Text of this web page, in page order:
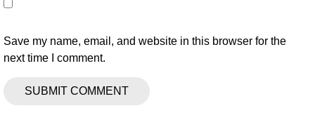
Save my name, email, and website in this browser for the
next time I comment.